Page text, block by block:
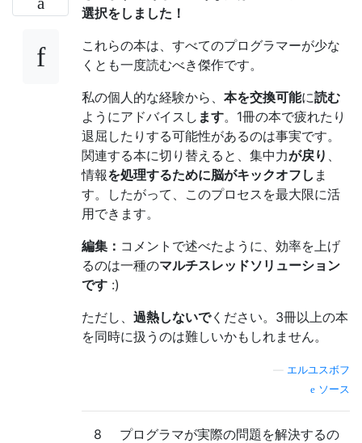
選択をしました！
これらの本は、すべてのプログラマーが少な
くとも一度読むべき傑作です。
私の個人的な経験から、 本を交換可能に読む
ようにアドバイスし ます。1冊の本で疲れたり
退屈したりする可能性があるのは事実です。
関連する本に切り替えると、集中力が戻り 、
情報を処理するために脳がキックオフし ま
す。したがって、このプロセスを最大限に活
用できます。
編集： コメントで述べたように、効率を上げ
るのは一種のマルチスレッドソリューション
です :)
ただし、 過熱しないでください。3冊以上の本
を同時に扱うのは難しいかもしれません。
エルユスボフ
ソース
8
プログラマが実際の問題を解決するの